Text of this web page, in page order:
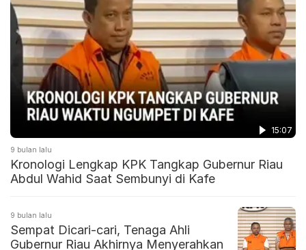
15:07
9 bulan lalu
Kronologi Lengkap KPK Tangkap Gubernur Riau
Abdul Wahid Saat Sembunyi di Kafe
9 bulan lalu
Sempat Dicari-cari, Tenaga Ahli
Gubernur Riau Akhirnya Menyerahkan